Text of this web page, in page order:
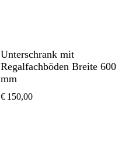
Unterschrank mit
Regalfachböden Breite 600
mm
€ 150,00